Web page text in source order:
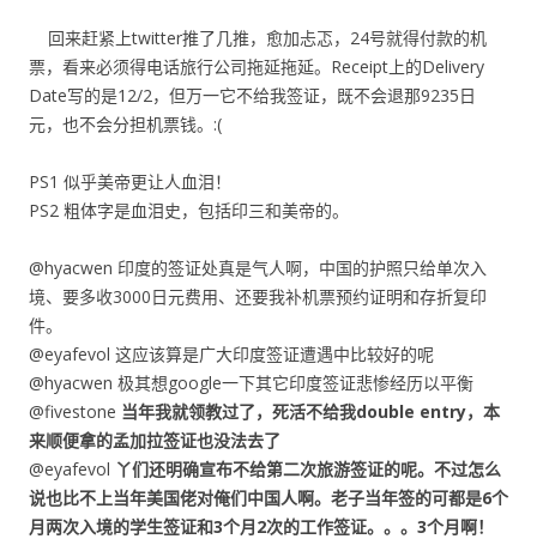
回来赶紧上twitter推了几推，愈加忐忑，24号就得付款的机
票，看来必须得电话旅行公司拖延拖延。Receipt上的Delivery
Date写的是12/2，但万一它不给我签证，既不会退那9235日
元，也不会分担机票钱。:(
PS1 似乎美帝更让人血泪！
PS2 粗体字是血泪史，包括印三和美帝的。
@hyacwen 印度的签证处真是气人啊，中国的护照只给单次入
境、要多收3000日元费用、还要我补机票预约证明和存折复印
件。
@eyafevol 这应该算是广大印度签证遭遇中比较好的呢
@hyacwen 极其想google一下其它印度签证悲惨经历以平衡
@fivestone 当年我就领教过了，死活不给我double entry，本
来顺便拿的孟加拉签证也没法去了
@eyafevol 丫们还明确宣布不给第二次旅游签证的呢。不过怎么
说也比不上当年美国佬对俺们中国人啊。老子当年签的可都是6个
月两次入境的学生签证和3个月2次的工作签证。。。3个月啊！